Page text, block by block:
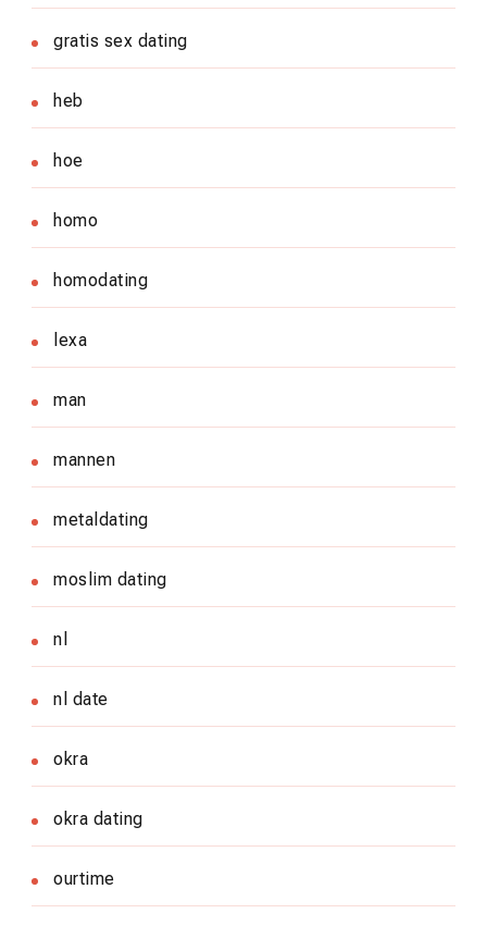
gratis sex dating
heb
hoe
homo
homodating
lexa
man
mannen
metaldating
moslim dating
nl
nl date
okra
okra dating
ourtime